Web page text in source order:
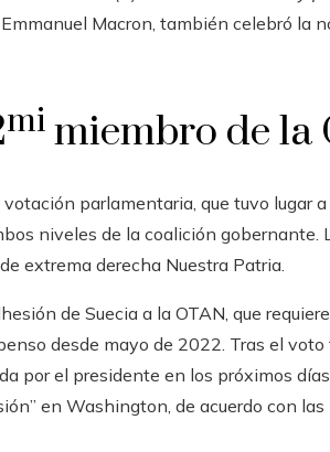
Macron, también celebró la
mi miembro de la
parlamentaria, que tuvo lugar
niveles de la coalición
extrema derecha Nuestra Patria.
de Suecia a la OTAN, que
desde mayo de 2022. Tras el
por el presidente en los próximos
en Washington, de acuerdo con